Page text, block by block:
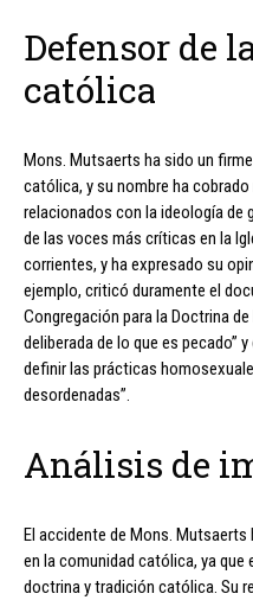
Defensor de
católica
Mons. Mutsaerts ha sido un
católica, y su nombre ha
relacionados con la ideología de
de las voces más críticas en la
corrientes, y ha expresado su
ejemplo, criticó duramente el
Congregación para la Doctrina
deliberada de lo que es pecado”
definir las prácticas
desordenadas”.
Análisis de
El accidente de Mons. Mutsaerts
en la comunidad católica, ya
doctrina y tradición católica. Su